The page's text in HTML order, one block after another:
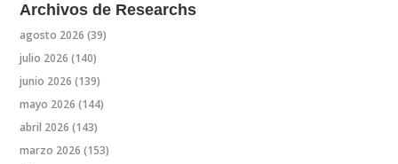
Archivos de Researchs
agosto 2026 (39)
julio 2026 (140)
junio 2026 (139)
mayo 2026 (144)
abril 2026 (143)
marzo 2026 (153)